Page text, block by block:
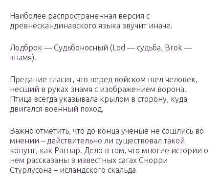
Наиболее распространенная версия с
древнескандинавского языка звучит иначе.
Лодброк — Судьбоносный (Lod — судьба, Brok —
знамя).
Предание гласит, что перед войском шел человек,
несший в руках знамя с изображением ворона.
Птица всегда указывала крылом в сторону, куда
двигался военный поход.
Важно отметить, что до конца ученые не сошлись во
мнении – действительно ли существовал такой
конунг, как Рагнар. Дело в том, что многие истории о
нем рассказаны в известных сагах Снорри
Стурлусона – исландского скальда